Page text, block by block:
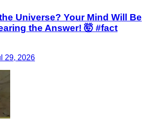
Universe? Your Mind Will Be
the Answer! 🤯 #fact
29, 2026